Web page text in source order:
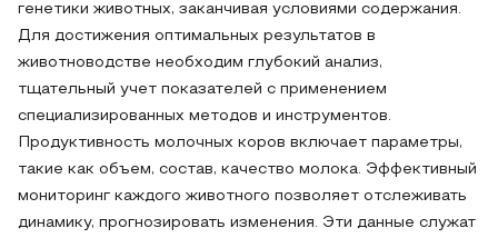
генетики животных, заканчивая условиями содержания.
Для достижения оптимальных результатов в
животноводстве необходим глубокий анализ,
тщательный учет показателей с применением
специализированных методов и инструментов.
Продуктивность молочных коров включает параметры,
такие как объем, состав, качество молока. Эффективный
мониторинг каждого животного позволяет отслеживать
динамику, прогнозировать изменения. Эти данные служат